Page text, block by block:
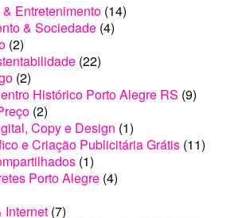
Entretenimento (14)
& Sociedade (4)
(2)
(22)
(2)
Histórico Porto Alegre RS (9)
(2)
Copy e Design (1)
e Criação Publicitária Grátis (11)
(1)
Porto Alegre (4)
Internet (7)